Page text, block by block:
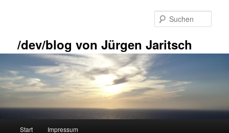
/dev/blog von Jürgen Jaritsch
Start Impressum